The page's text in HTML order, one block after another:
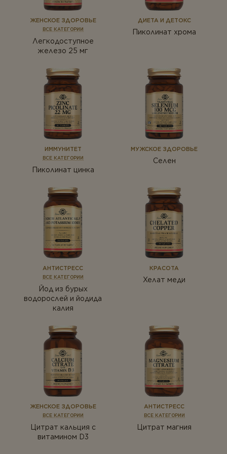
Антиоксиданты
Белки и аминокислоты
Витамины
Комплексы
Коэнзим
Магний
Минералы
Омега-3
Пробиотики
Растения
Ферменты
Белки и аминокислоты
Веган
Витамины
Комплексы
Коэнзим
Магний
Минералы
Мультивитамины
Омега-3
Пробиотики
Растения
Ферменты
ЖЕНСКОЕ ЗДОРОВЬЕ
ВСЕ КАТЕГОРИИ
Легкодоступное
железо 25 мг
ДИЕТА И ДЕТОКС
Пиколинат хрома
ИММУНИТЕТ
ВСЕ КАТЕГОРИИ
Пиколинат цинка
МУЖСКОЕ ЗДОРОВЬЕ
Селен
АНТИСТРЕСС
ВСЕ КАТЕГОРИИ
Йод из бурых
водорослей и йодида
калия
КРАСОТА
Хелат меди
ЖЕНСКОЕ ЗДОРОВЬЕ
ВСЕ КАТЕГОРИИ
Цитрат кальция с
витамином D3
АНТИСТРЕСС
ВСЕ КАТЕГОРИИ
Цитрат магния